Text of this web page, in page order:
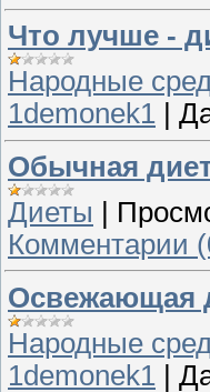
Что лучше -
Народные
1demonek1
Обычная
Диеты
Комментарии
Освежающая
Народные
1demonek1 |